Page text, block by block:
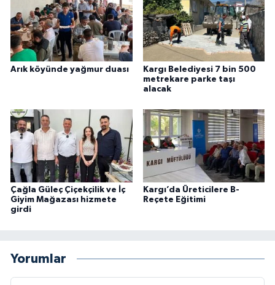
Arık köyünde yağmur duası
Kargı Belediyesi 7 bin 500
metrekare parke taşı
alacak
Çağla Güleç Çiçekçilik ve İç
Giyim Mağazası hizmete
girdi
Kargı’da Üreticilere B-
Reçete Eğitimi
Yorumlar